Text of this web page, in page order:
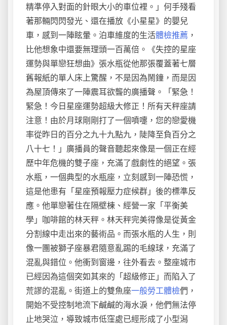
精準停入對面的針眼大小的車位裡。」何手殘看
著那輛閃閃發光、還在播放《小星星》的嬰兒
車，感到一陣眩暈。泊車維度的生活體檢推薦 ，
比他想象中還要無理頭一百萬倍。《失控的星座
運勢與單戀狂想曲》張水瓶從他那張覆蓋著七層
舊報紙的單人床上驚醒，不是因為鬧鐘，而是因
為屋頂傳來了一陣震耳欲聾的廣播聲。「緊急！
緊急！今日星座運勢超級大修正！所有天秤座請
注意！由於月球剛剛打了一個噴嚏，您的戀愛機
率從昨日的百分之九十九點九，陡降至負百分之
八十七！」廣播員的聲音聽起來像是一個正在經
歷中年危機的雙子座，充滿了戲劇性的絕望。張
水瓶，一個典型的水瓶座，立刻感到一陣恐慌，
這是他患有「星座預報壓力症候群」後的標準反
應。他單戀著住在隔壁棟、經營一家「平衡美
學」咖啡館的林天秤。林天秤完美得像是從黃金
分割線中走出來的藝術品。而張水瓶的人生，則
像一團被獅子座暴君隨意亂踢的毛線球，充滿了
混亂與錯位。他衝到窗邊，往外看去。整座城市
已經因為這個突如其來的「超級修正」而陷入了
荒謬的混亂。街道上的雙魚座一般勞工體檢們，
開始不受控制地流下鹹鹹的海水淚，他們無法停
止地哭泣，導致城市低窪處已經形成了小型潟